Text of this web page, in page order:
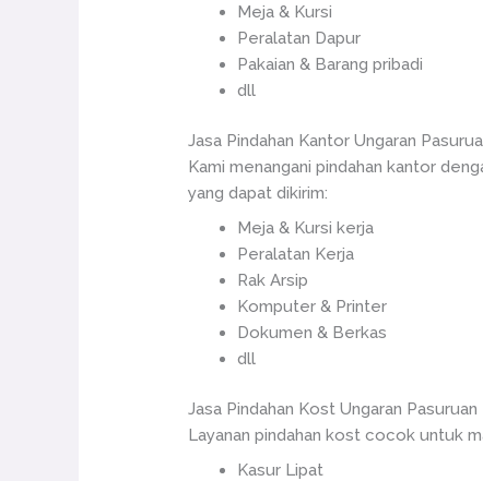
Meja & Kursi
Peralatan Dapur
Pakaian & Barang pribadi
dll
Jasa Pindahan Kantor Ungaran
Kami menangani pindahan kantor
yang dapat dikirim:
Meja & Kursi kerja
Peralatan Kerja
Rak Arsip
Komputer & Printer
Dokumen & Berkas
dll
Jasa Pindahan Kost Ungaran Pasuruan
Layanan pindahan kost cocok untuk
Kasur Lipat